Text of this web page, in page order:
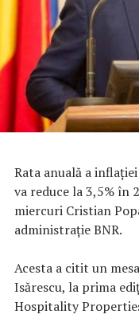
Rata anuală a
va reduce la 3,5% în
miercuri Cristian
administraţie BNR.
Acesta a citit un
Isărescu, la prima
Hospitality